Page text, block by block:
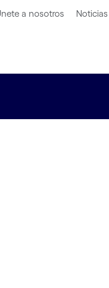
a nosotros Noticias